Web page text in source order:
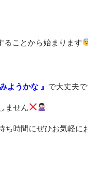
ることから始まります
ようかな 』 で大丈夫
ません
ち時間にぜひお気軽に